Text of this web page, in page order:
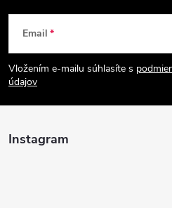
Z
á
p
ä
Email
Vložením e-mailu súhlasíte s
údajov
Instagram